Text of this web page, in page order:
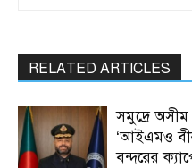
RELATED ARTICLES
সমুদ্রে অসীম
‘আইএমও
বন্দরের